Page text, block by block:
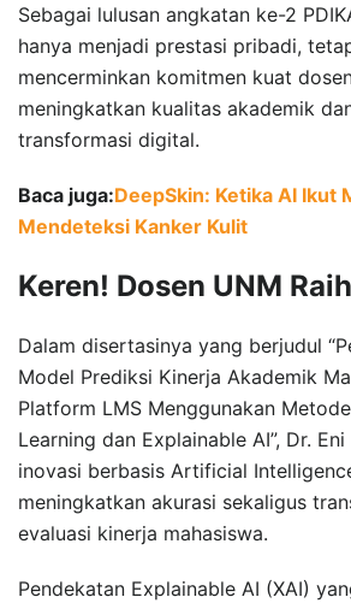
Sebagai lulusan angkatan ke-2
hanya menjadi prestasi pribadi,
mencerminkan komitmen kuat
meningkatkan kualitas akademik
transformasi digital.
Baca juga:DeepSkin: Ketika AI Ikut
Mendeteksi Kanker Kulit
Keren! Dosen UNM
Dalam disertasinya yang berjudul
Model Prediksi Kinerja Akademik
Platform LMS Menggunakan
Learning dan Explainable AI”, Dr.
inovasi berbasis Artificial
meningkatkan akurasi sekaligus
evaluasi kinerja mahasiswa.
Pendekatan Explainable AI (XAI)